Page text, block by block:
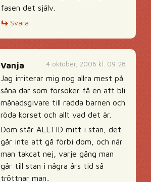
fasen det själv.
Svara
4 oktober, 2006 kl. 09:28
Vanja
Jag irriterar mig nog allra mest på
såna där som försöker få en att bli
månadsgivare till rädda barnen och
röda korset och allt vad det är.
Dom står ALLTID mitt i stan, det
går inte att gå förbi dom, och när
man takcat nej, varje gång man
går till stan i några års tid så
tröttnar man..